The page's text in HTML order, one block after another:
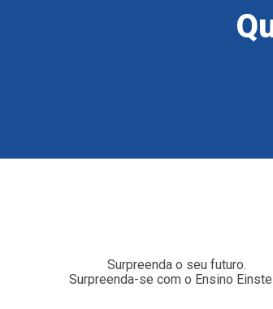
Surpreenda o seu futuro.
Surpreenda-se com o Ensino